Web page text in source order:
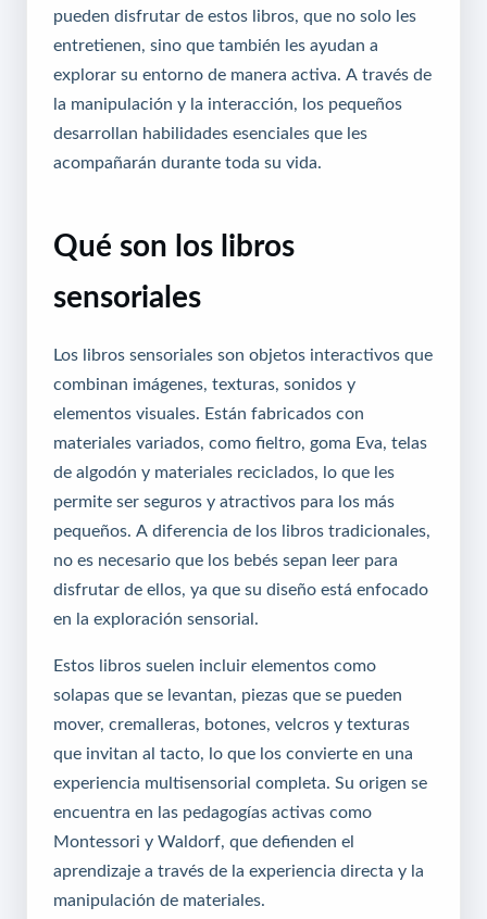
pueden disfrutar de estos libros, que no solo les
entretienen, sino que también les ayudan a
explorar su entorno de manera activa. A través de
la manipulación y la interacción, los pequeños
desarrollan habilidades esenciales que les
acompañarán durante toda su vida.
Qué son los libros
sensoriales
Los libros sensoriales son objetos interactivos que
combinan imágenes, texturas, sonidos y
elementos visuales. Están fabricados con
materiales variados, como fieltro, goma Eva, telas
de algodón y materiales reciclados, lo que les
permite ser seguros y atractivos para los más
pequeños. A diferencia de los libros tradicionales,
no es necesario que los bebés sepan leer para
disfrutar de ellos, ya que su diseño está enfocado
en la exploración sensorial.
Estos libros suelen incluir elementos como
solapas que se levantan, piezas que se pueden
mover, cremalleras, botones, velcros y texturas
que invitan al tacto, lo que los convierte en una
experiencia multisensorial completa. Su origen se
encuentra en las pedagogías activas como
Montessori y Waldorf, que defienden el
aprendizaje a través de la experiencia directa y la
manipulación de materiales.